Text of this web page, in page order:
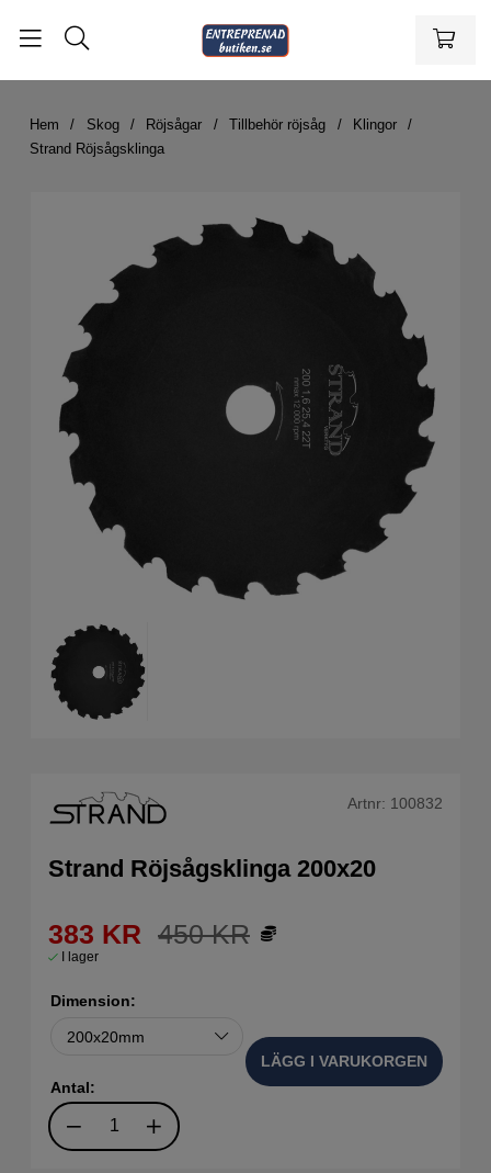
Hem Skog Röjsågar Tillbehör röjsåg
Klingor
Strand Röjsågsklinga
Artnr: 100832
Strand Röjsågsklinga 200x20
450KR
383 KR
I lager
Dimension:
Antal:
LÄGG I VARUKORGEN